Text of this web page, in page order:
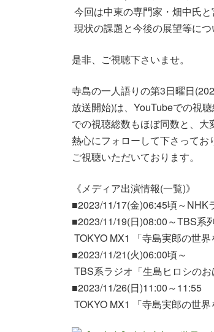
今回は中東の専門家・畑中氏
現状の課題と今後の展望等につ
是非、ご視聴下さいませ。
寺島の一人語りの第3日曜日
放送開始)は、YouTubeでの視
での視聴総数もほぼ同数と、
熱心にフォローして下さって
ご視聴いただいております。
《メディア出演情報(一覧)》
■2023/11/17(金)06:45頃～NHK
■2023/11/19(日)08:00～TBS系
TOKYO MX1 「寺島実郎の世
■2023/11/21(火)06:00頃～
TBS系ラジオ「生島ヒロシの
■2023/11/26(日)11:00～11:55
TOKYO MX1 「寺島実郎の世